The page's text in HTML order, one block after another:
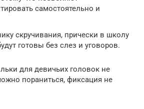
самостоятельно и
скручивания, прически в школу
готовы без слез и уговоров.
для девичьих головок не
пораниться, фиксация не